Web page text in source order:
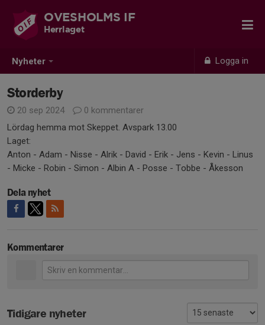
Nyheter Logga in
OVESHOLMS IF
Herrlaget
Storderby
20 sep 2024
0 kommentarer
Lördag hemma mot Skeppet. Avspark 13.00
Laget:
Anton - Adam - Nisse - Alrik - David - Erik - Jens - Kevin - Linus
- Micke - Robin - Simon - Albin A - Posse - Tobbe - Åkesson
Dela nyhet
Kommentarer
Tidigare nyheter